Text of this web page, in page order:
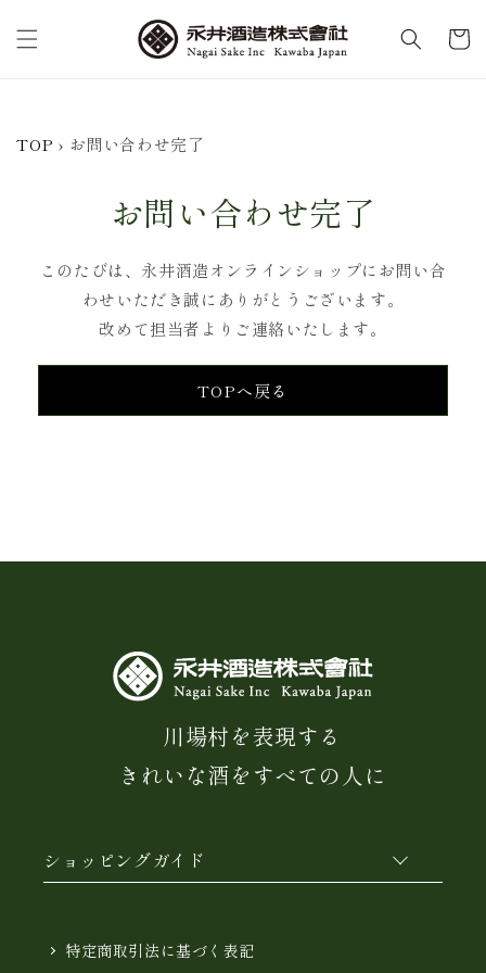
コンテンツに進む
ー
TOP › お問い合わせ完了
お問い合わせ完了
このたびは、永井酒造オンラインショップにお問い合
わせいただき誠にありがとうございます。
改めて担当者よりご連絡いたします。
TOPへ戻る
川場村を表現する
きれいな酒をすべての人に
ショッピングガイド
特定商取引法に基づく表記